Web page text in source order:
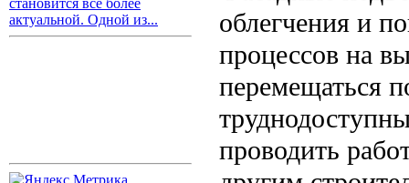
становится всё более
актуальной. Одной из...
облегчения и
процессов на
перемещаться
проводить